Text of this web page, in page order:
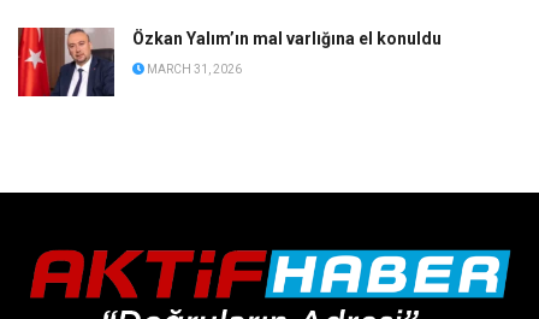
Özkan Yalım’ın mal varlığına el konuldu
MARCH 31, 2026